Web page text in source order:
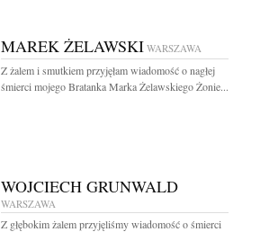
MAREK ŻELAWSKI WARSZAWA
Z żalem i smutkiem przyjęłam wiadomość o nagłej
śmierci mojego Bratanka Marka Żelawskiego Żonie...
WOJCIECH GRUNWALD
WARSZAWA
Z głębokim żalem przyjęliśmy wiadomość o śmierci